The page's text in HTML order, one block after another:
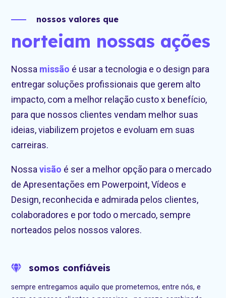
nossos valores que
norteiam nossas ações
Nossa missão é usar a tecnologia e o design para
entregar soluções profissionais que gerem alto
impacto, com a melhor relação custo x benefício,
para que nossos clientes vendam melhor suas
ideias, viabilizem projetos e evoluam em suas
carreiras.
Nossavisão é ser a melhor opção para o mercado
de Apresentações em Powerpoint, Vídeos e
Design, reconhecida e admirada pelos clientes,
colaboradores e por todo o mercado, sempre
norteados pelos nossos valores.
somos confiáveis
sempre entregamos aquilo que prometemos, entre nós, e